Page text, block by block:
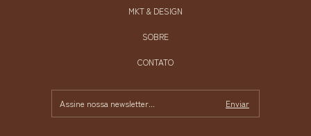
MKT & DESIGN
SOBRE
CONTATO